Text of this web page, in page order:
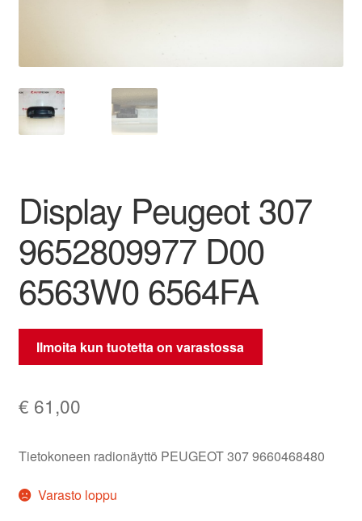
Tarkista
Tilini
Valitukset
Display Peugeot 307
9652809977 D00
6563W0 6564FA
Ilmoita kun tuotetta on varastossa
€ 61,00
Tietokoneen radionäyttö PEUGEOT 307 9660468480
Varasto loppu